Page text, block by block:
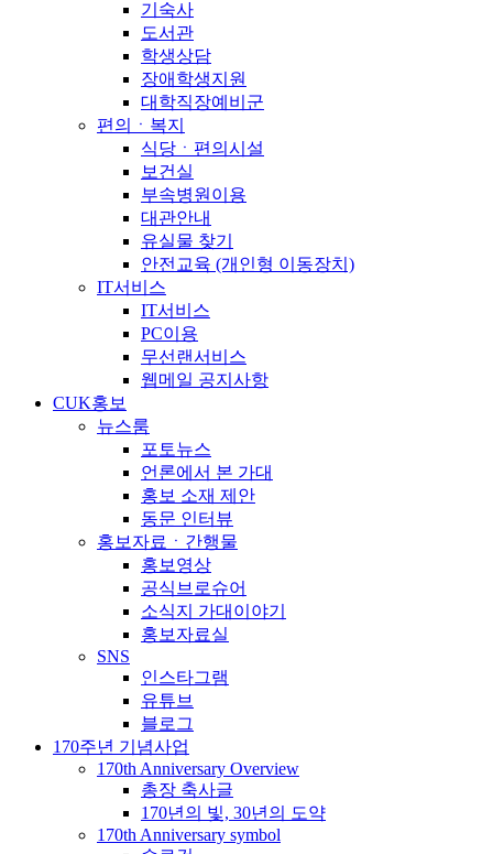
기숙사
도서관
학생상담
장애학생지원
대학직장예비군
편의ㆍ복지
식당ㆍ편의시설
보건실
부속병원이용
대관안내
유실물 찾기
안전교육 (개인형 이동장치)
IT서비스
IT서비스
PC이용
무선랜서비스
웹메일 공지사항
CUK홍보
뉴스룸
포토뉴스
언론에서 본 가대
홍보 소재 제안
동문 인터뷰
홍보자료ㆍ간행물
홍보영상
공식브로슈어
소식지 가대이야기
홍보자료실
SNS
인스타그램
유튜브
블로그
170주년 기념사업
170th Anniversary Overview
총장 축사글
170년의 빛, 30년의 도약
170th Anniversary symbol